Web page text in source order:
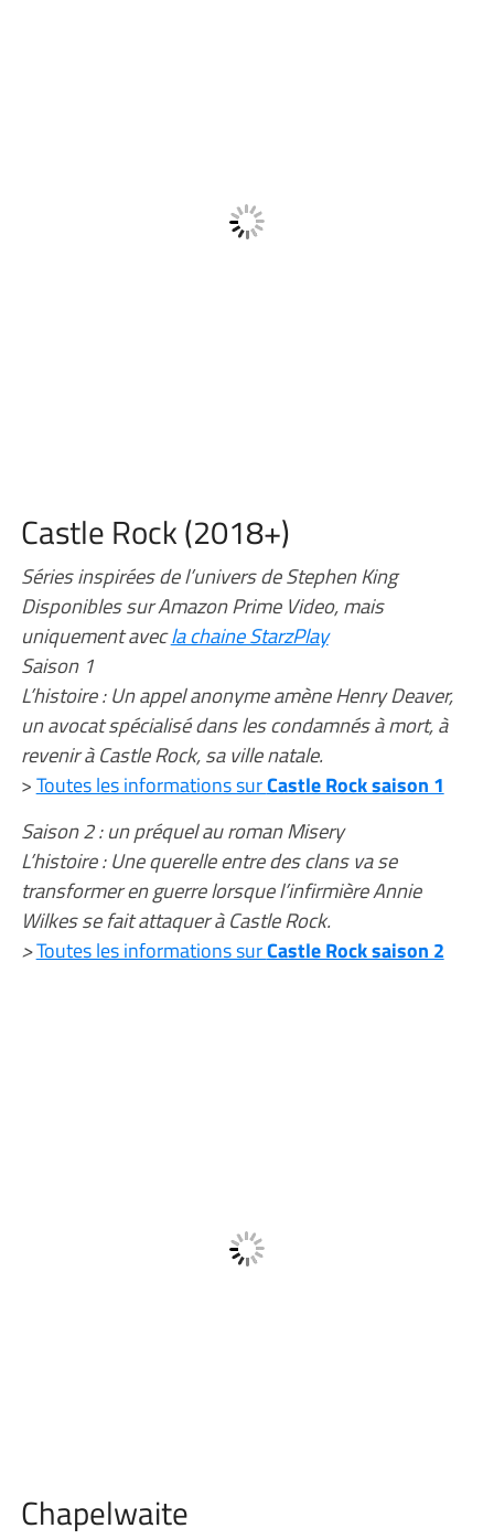
Castle Rock (2018+)
Séries inspirées de l’univers de Stephen King
Disponibles sur Amazon Prime Video, mais
uniquement avecla chaine StarzPlay
Saison 1
L’histoire : Un appel anonyme amène Henry Deaver,
un avocat spécialisé dans les condamnés à mort, à
revenir à Castle Rock, sa ville natale.
>Toutes les informations surCastle Rock saison 1
Saison 2 : un préquel au roman Misery
L’histoire : Une querelle entre des clans va se
transformer en guerre lorsque l’infirmière Annie
Wilkes se fait attaquer à Castle Rock.
>Toutes les informations surCastle Rock saison 2
Chapelwaite